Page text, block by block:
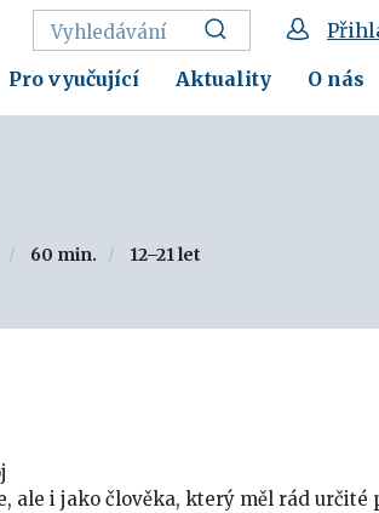
Pro vyučující Aktuality O nás
60 min. 12–21 let
ale i jako člověka, který měl rád určité